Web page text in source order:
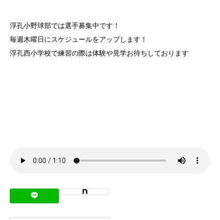
浮孔小野球部では選手募集中です！
毎週木曜日にスケジュールをアップします！
浮孔西小学校で練習の際は体験や見学お待ちしております